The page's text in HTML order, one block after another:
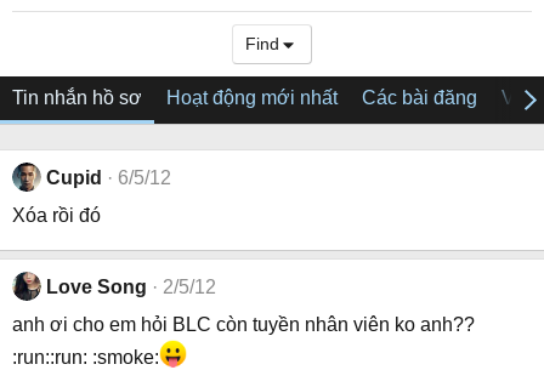
Find
Tin nhắn hồ sơ Hoạt động mới nhất Các bài đăng Về
Cupid
6/5/12
Xóa rồi đó
Love Song
2/5/12
anh ơi cho em hỏi BLC còn tuyền nhân viên ko anh??
:run::run: :smoke: